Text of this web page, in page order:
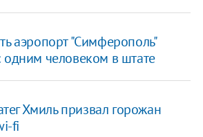
аэропорт "Симферополь"
человеком в штате
Хмиль призвал горожан
fi